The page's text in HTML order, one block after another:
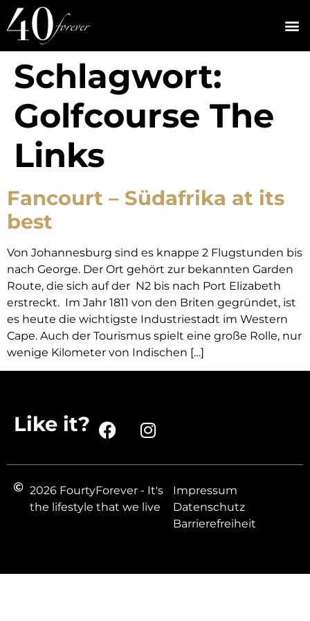
Schlagwort:
Golfcourse The
Links
Fancourt – Südafrika at its
best
Von Johannesburg sind es knappe 2 Flugstunden bis
nach George. Der Ort gehört zur bekannten Garden
Route, die sich auf der N2 bis nach Port Elizabeth
erstreckt. Im Jahr 1811 von den Briten gegründet, ist
es heute die wichtigste Industriestadt im Western
Cape. Auch der Tourismus spielt eine große Rolle, nur
wenige Kilometer von Indischen […]
Like it?
2026 FourtyForever - It's
the lifestyle that we live
Impressum
Datenschutz
Barrierefreiheit